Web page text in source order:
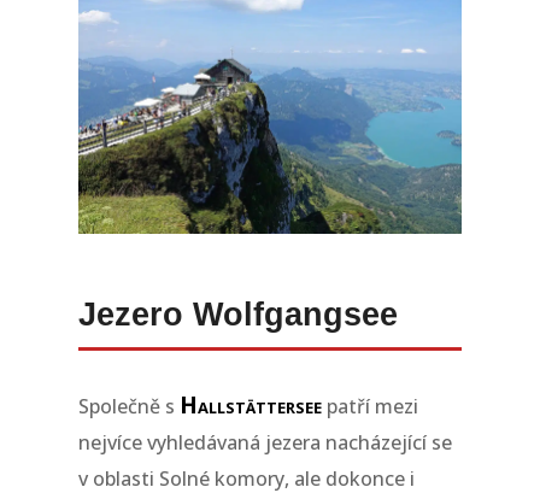
Jezero Wolfgangsee
Společně s Hallstätterseepatří mezi
nejvíce vyhledávaná jezera nacházející se
v oblasti Solné komory, ale dokonce i